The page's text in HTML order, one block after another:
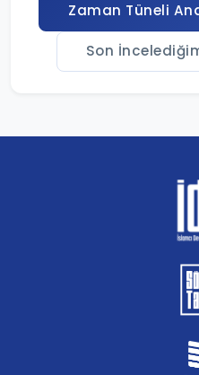
Zaman Tüneli
Son